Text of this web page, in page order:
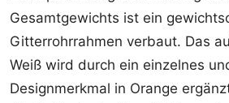
Gesamtgewichts ist ein
Gitterrohrrahmen verbaut. Das
Weiß wird durch ein einzelnes
Designmerkmal in Orange